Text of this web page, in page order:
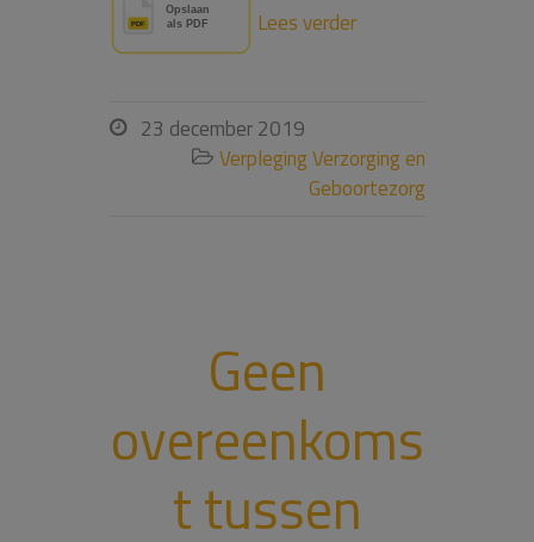
Lees verder
 23 december 2019
 Verpleging Verzorging en
Geboortezorg
Geen
overeenkoms
t tussen